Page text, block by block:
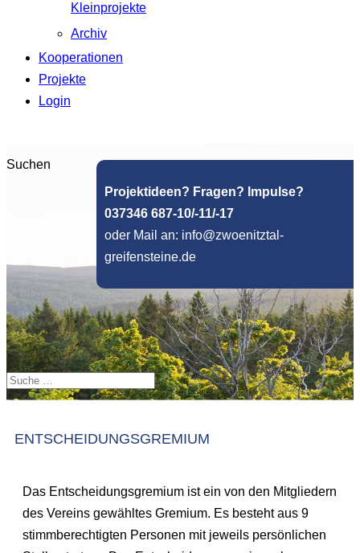
Kleinprojekte
Archiv
Kooperationen
Projekte
Login
Projektideen? Fragen? Impulse?
037346 687-10/-11/-17
oder Mail an: info@zwoenitztal-
greifensteine.de
Suchen
ENTSCHEIDUNGSGREMIUM
Das Entscheidungsgremium ist ein von den Mitgliedern
des Vereins gewähltes Gremium. Es besteht aus 9
stimmberechtigten Personen mit jeweils persönlichen